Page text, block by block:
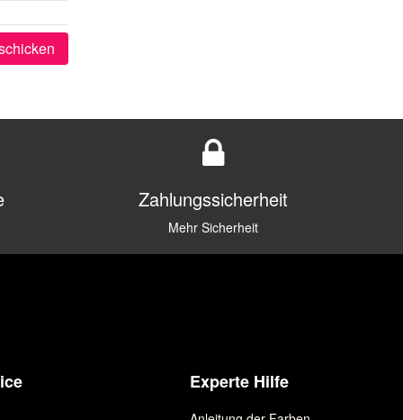
Zahlungssicherheit
Mehr Sicherheit
Experte Hilfe